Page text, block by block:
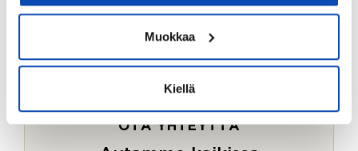
Muokkaa
Kiellä
OTA YHTEYTTÄ